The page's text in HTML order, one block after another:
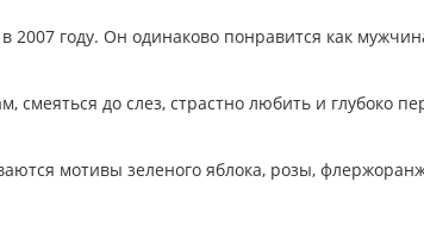
году. Он одинаково понравится как
смеяться до слез, страстно любить и глубоко
мотивы зеленого яблока, розы,